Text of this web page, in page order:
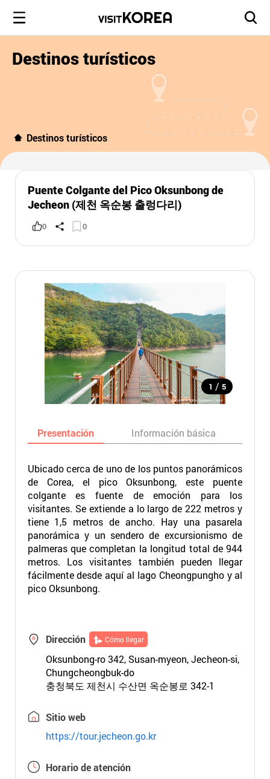
Destinos turísticos
Destinos turísticos
Puente Colgante del Pico Oksunbong de
Jecheon (제천 옥순봉 출렁다리)
0 0
1 / 5
Presentación Información básica
Ubicado cerca de uno de los puntos panorámicos
de Corea, el pico Oksunbong, este puente
colgante es fuente de emoción para los
visitantes. Se extiende a lo largo de 222 metros y
tiene 1,5 metros de ancho. Hay una pasarela
panorámica y un sendero de excursionismo de
palmeras que completan la longitud total de 944
metros. Los visitantes también pueden llegar
fácilmente desde aquí al lago Cheongpungho y al
pico Oksunbong.
Dirección Cómo llegar
Oksunbong-ro 342, Susan-myeon, Jecheon-si,
Chungcheongbuk-do
충청북도 제천시 수산면 옥순봉로 342-1
Sitio web
https://tour.jecheon.go.kr
Horario de atención